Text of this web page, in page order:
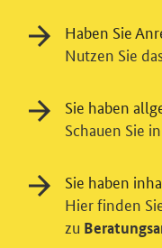
Einwilligung
Haben Sie
Nutzen Sie
Sie haben
Schauen Sie in
Sie haben
Hier finden
zu